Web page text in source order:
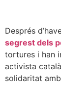
Després
segrest dels
tortures i han
activista
solidaritat